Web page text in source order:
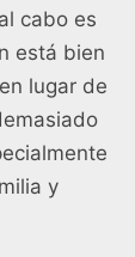
cabo es
está bien
lugar de
y